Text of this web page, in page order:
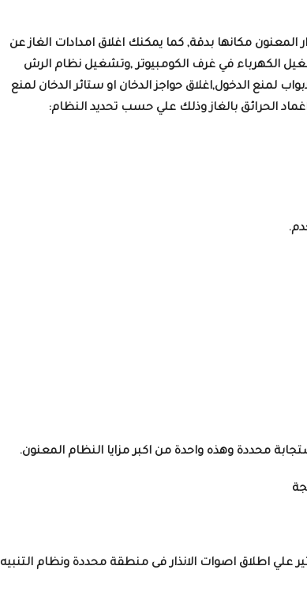
مكانها بدقة, كما يمكنك اغلاق امدادات الغاز عن
الكهرباء في غرف الكومبيوتر ,وتشغيل نظام الرش
لمنع الدخول,اغلاق حواجز الدخان او ستائر الدخان لمنع
الحرائق بالغاز وذلك علي حسب تحديد النظام:
محددة وهذه واحدة من اكبر مزايا النظام المعنون.
علي اطلاق اصوات الانذار فى منطقة محددة ونظام التنبيه